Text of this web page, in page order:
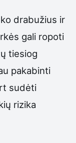
drabužius ir
gali ropoti
tiesiog
pakabinti
sudėti
rizika